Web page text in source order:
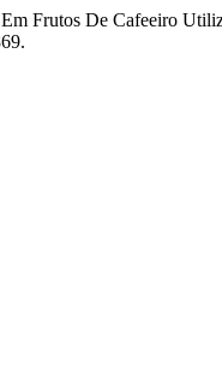
Frutos De Cafeeiro